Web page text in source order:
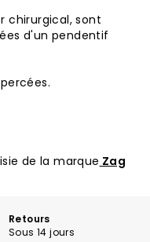
chirurgical, sont
d'un pendentif
de la marque Zag
Retours
Sous 14 jours